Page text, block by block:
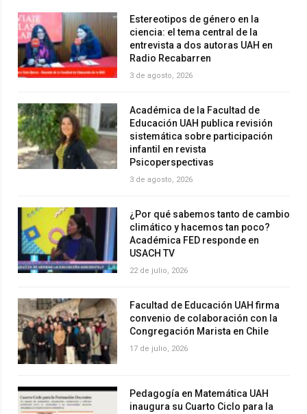
Estereotipos de género en la
ciencia: el tema central de la
entrevista a dos autoras UAH en
Radio Recabarren
3 de agosto, 2026
Académica de la Facultad de
Educación UAH publica revisión
sistemática sobre participación
infantil en revista
Psicoperspectivas
3 de agosto, 2026
¿Por qué sabemos tanto de cambio
climático y hacemos tan poco?
Académica FED responde en
USACH TV
22 de julio, 2026
Facultad de Educación UAH firma
convenio de colaboración con la
Congregación Marista en Chile
17 de julio, 2026
Pedagogía en Matemática UAH
inaugura su Cuarto Ciclo para la